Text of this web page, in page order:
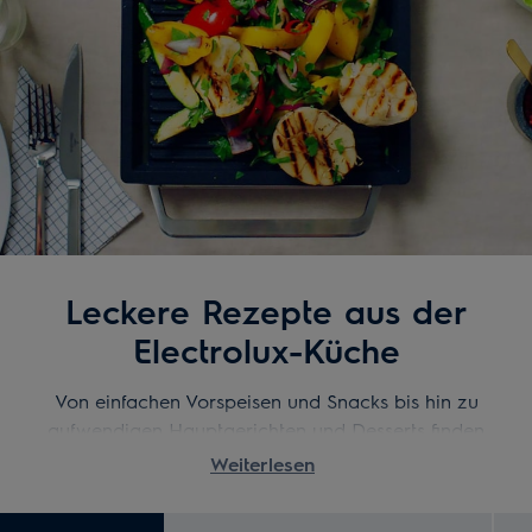
Leckere Rezepte aus der
Electrolux-Küche
Von einfachen Vorspeisen und Snacks bis hin zu
aufwendigen Hauptgerichten und Desserts finden
Sie eine grosse Auswahl an leckeren Rezepten.
unseren Schritt-für-Schritt-Anleitungen werden Sie
Weiterlesen